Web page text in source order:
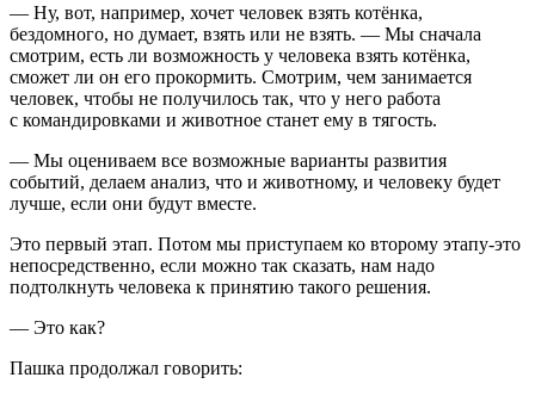
— Ну, вот, например, хочет человек взять котёнка,
бездомного, но думает, взять или не взять. — Мы сначала
смотрим, есть ли возможность у человека взять котёнка,
сможет ли он его прокормить. Смотрим, чем занимается
человек, чтобы не получилось так, что у него работа
с командировками и животное станет ему в тягость.
— Мы оцениваем все возможные варианты развития
событий, делаем анализ, что и животному, и человеку будет
лучше, если они будут вместе.
Это первый этап. Потом мы приступаем ко второму этапу-это
непосредственно, если можно так сказать, нам надо
подтолкнуть человека к принятию такого решения.
— Это как?
Пашка продолжал говорить: